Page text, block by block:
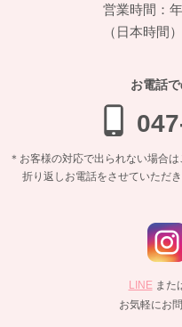
営業時間：
（日本時間）
お電話
＊お客様の対応で出られない場合は
折り返しお電話をさせていただき
LINE また
お気軽にお